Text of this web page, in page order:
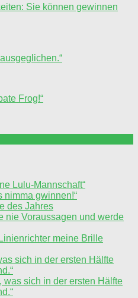
Sie können gewinnen
Frog!“
Lulu-Mannschaft“
nimma gwinnen!“
des Jahres
nie Voraussagen und werde
meine Brille
sich in der ersten Hälfte
was sich in der ersten Hälfte